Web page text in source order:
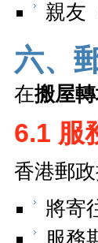
親友
六、
在搬屋
6.1 服
香港郵
將寄
服務